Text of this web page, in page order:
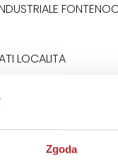
Zgoda
LOCALITA